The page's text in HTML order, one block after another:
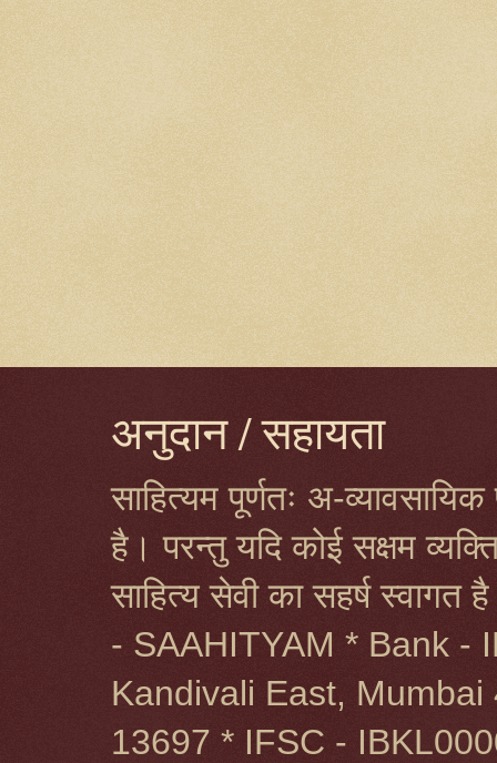
अनुदान / सहायता
साहित्यम पूर्णतः अ-
है। परन्तु यदि कोई सक्षम
साहित्य सेवी का सहर्ष
- SAAHITYAM * Bank -
Kandivali East,
13697 * IFSC -